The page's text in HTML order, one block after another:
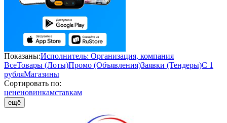
Показаны:Исполнитель: Организация, компания
ВсеТовары (Лоты)Промо (Объявления)Заявки (Тендеры)С 1
рубляМагазины
Сортировать по:
цененовинкамставкам
ещё